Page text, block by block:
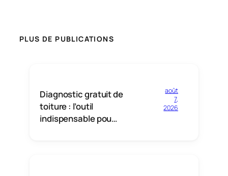
PLUS DE PUBLICATIONS
Diagnostic gratuit de
toiture : l’outil
indispensable pou…
août
7,
2026